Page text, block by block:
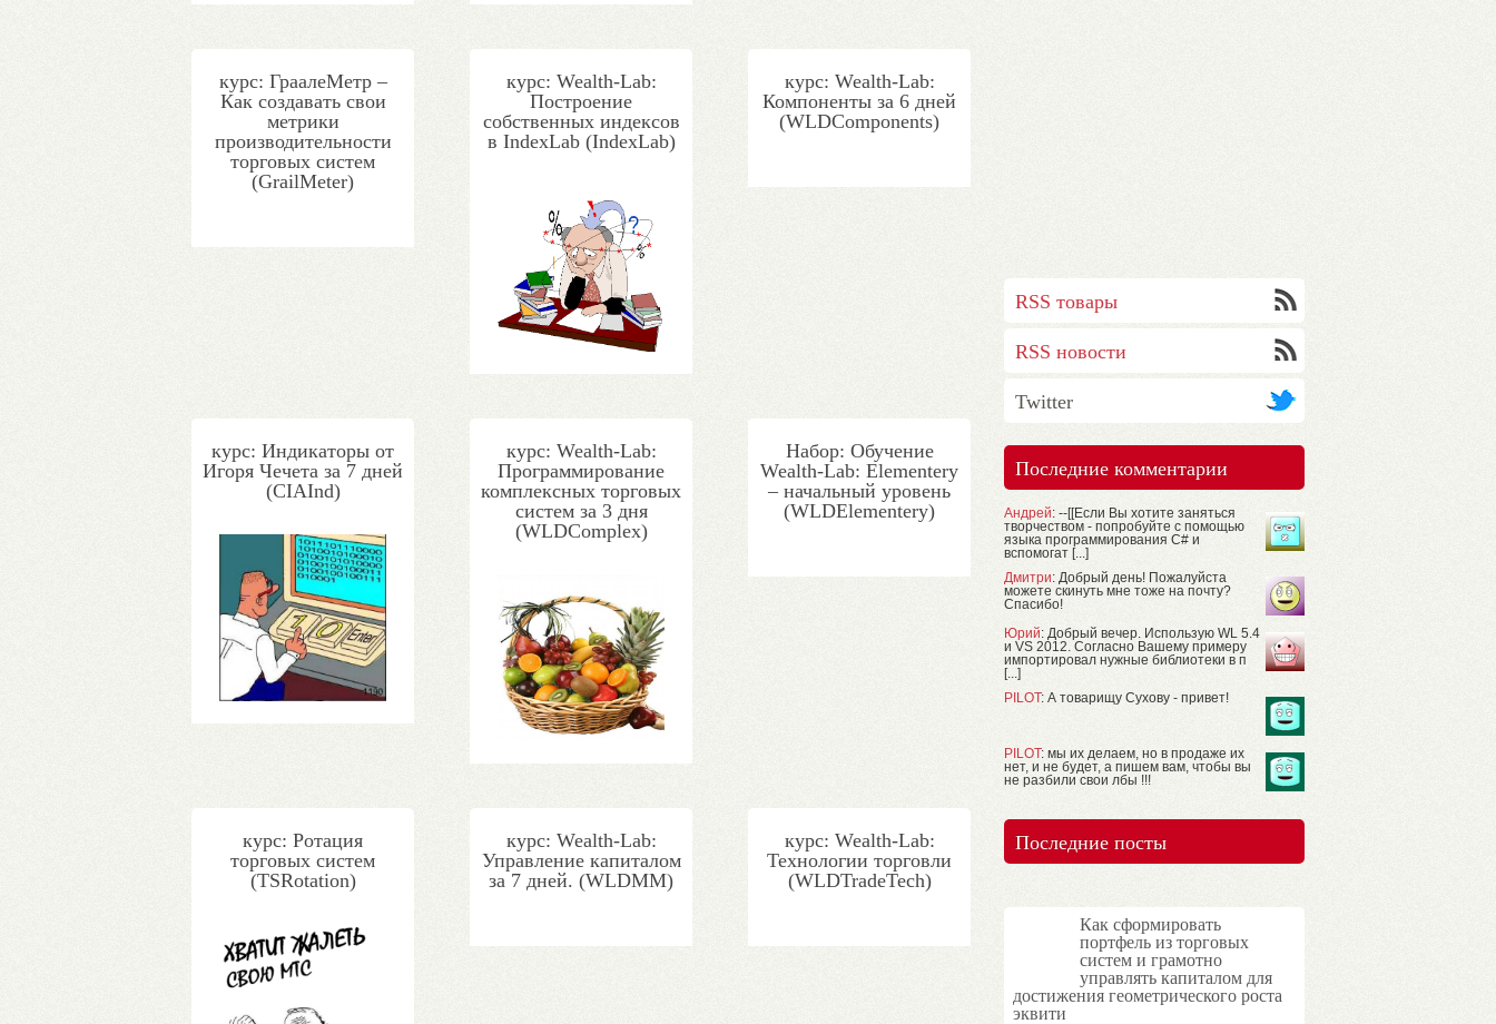
курс: ГраалеМетр –
Как создавать свои
метрики
производительности
торговых систем
(GrailMeter)
курс: Wealth-Lab:
Построение
собственных индексов
в IndexLab (IndexLab)
курс: Wealth-Lab:
Компоненты за 6 дней
(WLDComponents)
курс: Индикаторы от
Игоря Чечета за 7 дней
(CIAInd)
курс: Wealth-Lab:
Программирование
комплексных торговых
систем за 3 дня
(WLDComplex)
Набор: Обучение
Wealth-Lab: Elementery
– начальный уровень
(WLDElementery)
курс: Ротация
торговых систем
(TSRotation)
курс: Wealth-Lab:
Управление капиталом
за 7 дней. (WLDMM)
курс: Wealth-Lab:
Технологии торговли
(WLDTradeTech)
RSS товары
RSS новости
Twitter
Последние комментарии
Андрей: --[[Если Вы хотите заняться
творчеством - попробуйте с помощью
языка программирования C# и
вспомогат [...]
Дмитри: Добрый день! Пожалуйста
можете скинуть мне тоже на почту?
Спасибо!
Юрий: Добрый вечер. Использую WL 5.4
и VS 2012. Согласно Вашему примеру
импортировал нужные библиотеки в п
[...]
PILOT: А товарищу Сухову - привет!
PILOT: мы их делаем, но в продаже их
нет, и не будет, а пишем вам, чтобы вы
не разбили свои лбы !!!
Последние посты
Как сформировать
портфель из торговых
систем и грамотно
управлять капиталом для
достижения геометрического роста
эквити